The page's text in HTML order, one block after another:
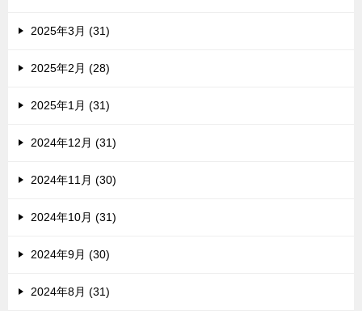
2025年3月 (31)
2025年2月 (28)
2025年1月 (31)
2024年12月 (31)
2024年11月 (30)
2024年10月 (31)
2024年9月 (30)
2024年8月 (31)